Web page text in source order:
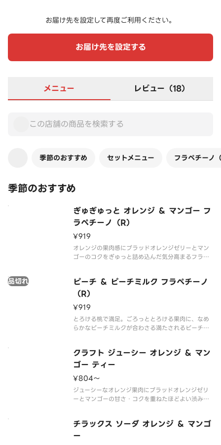
お届け先を設定して再度ご利用ください。
お届け先を設定する
メニュー レビュー（18）
季節のおすすめ セットメニュー フラペチーノ
季節のおすすめ
ぎゅぎゅっと オレンジ ＆ マンゴー フ
ラペチーノ（R）
¥919
オレンジの果肉感にブラッドオレンジゼリーとマン
ゴーのコクをぎゅっと詰め込んだ気分高まるフラペ
りの贅沢感を味わえる一杯。「ネーブルオレンジ」
を主体とした華やかな甘みと「
ピーチ ＆ ピーチミルク フラペチーノ
（R）
品切れ
¥919
とろける桃で満足。ごろっととろける果肉に、なめ
らかなピーチミルクが合わさる満たされるピーチ。
ノ（R）。さっぱりとした味わいの無脂肪ミルクを使
用してピーチならではの味わい
クラフト ジューシー オレンジ ＆ マン
ゴー ティー​
¥804〜
ジューシーなオレンジ果肉にブラッドオレンジゼリ
ーとマンゴーの甘さ・コクを重ねたほどよい渋みの
程よく渋みのあるブラック ティーを合わせた、シン
プルに素材を楽しむ大人の贅沢
チラックス ソーダ オレンジ ＆ マンゴ
ー​​